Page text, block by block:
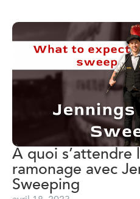
À quoi s’attendre
ramonage avec
Sweeping